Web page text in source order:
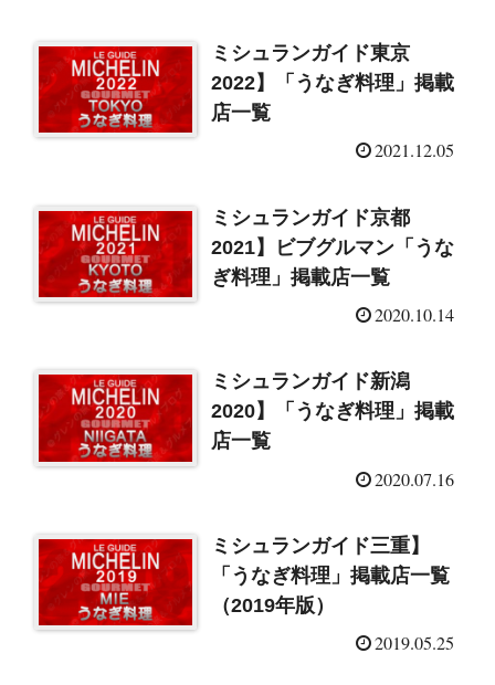
ミシュランガイド東京
2022】「うなぎ料理」掲載
店一覧
2021.12.05
ミシュランガイド京都
2021】ビブグルマン「うな
ぎ料理」掲載店一覧
2020.10.14
ミシュランガイド新潟
2020】「うなぎ料理」掲載
店一覧
2020.07.16
ミシュランガイド三重】
「うなぎ料理」掲載店一覧
（2019年版）
2019.05.25